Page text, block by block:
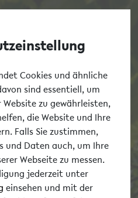
Cookies und ähnliche
sind essentiell, um
zu gewährleisten,
die Website und Ihre
Falls Sie zustimmen,
und Daten auch, um Ihre
Webseite zu messen.
jederzeit unter
einsehen und mit der